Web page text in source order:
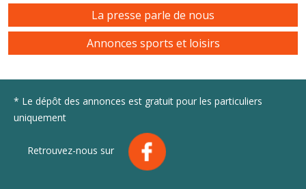
La presse parle de nous
Annonces sports et loisirs
* Le dépôt des annonces est gratuit pour les particuliers
uniquement
Retrouvez-nous sur